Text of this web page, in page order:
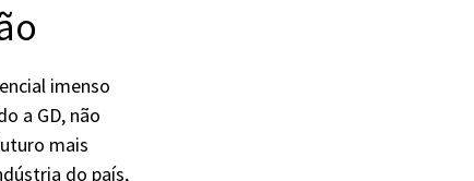
imenso
a GD, não
mais
do país,